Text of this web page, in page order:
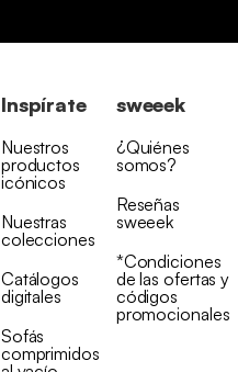
Inspírate
Nuestros
productos
icónicos
Nuestras
colecciones
Catálogos
digitales
Sofás
comprimidos
sweeek
¿Quiénes
somos?
Reseñas
sweeek
*Condiciones
de las ofertas y
códigos
promocionales